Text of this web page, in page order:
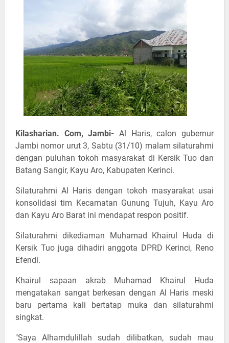
Kilasharian. Com, Jambi- Al Haris, calon gubernur
Jambi nomor urut 3, Sabtu (31/10) malam silaturahmi
dengan puluhan tokoh masyarakat di Kersik Tuo dan
Batang Sangir, Kayu Aro, Kabupaten Kerinci.
Silaturahmi Al Haris dengan tokoh masyarakat usai
konsolidasi tim Kecamatan Gunung Tujuh, Kayu Aro
dan Kayu Aro Barat ini mendapat respon positif.
Silaturahmi dikediaman Muhamad Khairul Huda di
Kersik Tuo juga dihadiri anggota DPRD Kerinci, Reno
Efendi.
Khairul sapaan akrab Muhamad Khairul Huda
mengatakan sangat berkesan dengan Al Haris meski
baru pertama kali bertatap muka dan silaturahmi
singkat.
"Saya Alhamdulillah sudah dilibatkan, sudah mau